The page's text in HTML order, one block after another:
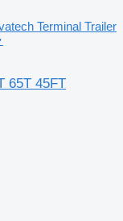
Terminal Trailer
65T 45FT